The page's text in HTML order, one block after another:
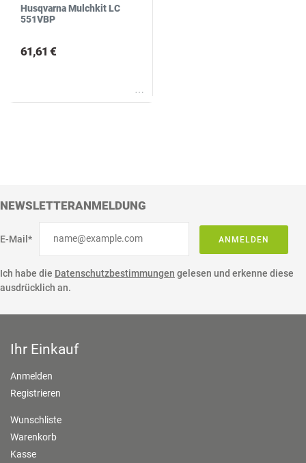
Husqvarna Mulchkit LC
551VBP
61,61 €
NEWSLETTERANMELDUNG
E-Mail* ANMELDEN
Ich habe die Datenschutzbestimmungen gelesen und erkenne diese
ausdrücklich an.
Ihr Einkauf
Anmelden
Registrieren
Wunschliste
Warenkorb
Kasse